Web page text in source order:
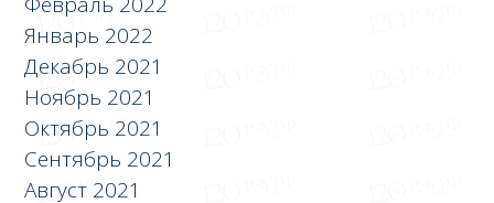
Январь 2022
Декабрь 2021
Ноябрь 2021
Октябрь 2021
Сентябрь 2021
Август 2021